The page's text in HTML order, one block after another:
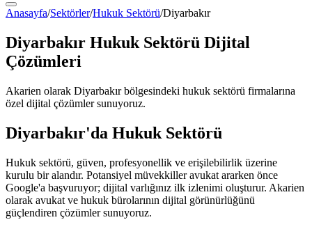
Anasayfa/Sektörler/Hukuk Sektörü/Diyarbakır
Diyarbakır Hukuk Sektörü Dijital
Çözümleri
Akarien olarak Diyarbakırbölgesindeki hukuk sektörü firmalarına
özel dijital çözümler sunuyoruz.
Diyarbakır'da Hukuk Sektörü
Hukuk sektörü, güven, profesyonellik ve erişilebilirlik üzerine
kurulu bir alandır. Potansiyel müvekkiller avukat ararken önce
Google'a başvuruyor; dijital varlığınız ilk izlenimi oluşturur. Akarien
olarak avukat ve hukuk bürolarının dijital görünürlüğünü
güçlendiren çözümler sunuyoruz.